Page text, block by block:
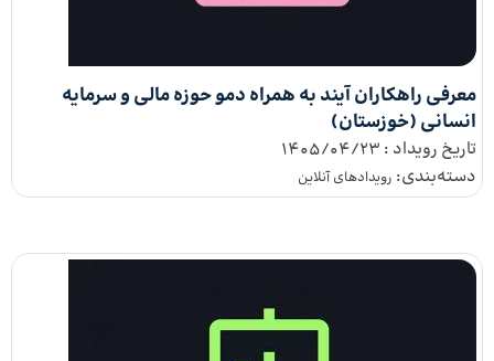
معرفی راهکاران آیند به همراه دمو حوزه مالی و سرمایه
انسانی (خوزستان)
تاریخ رویداد : 1405/04/23
دسته‌بندی: رویداد‌های آنلاین